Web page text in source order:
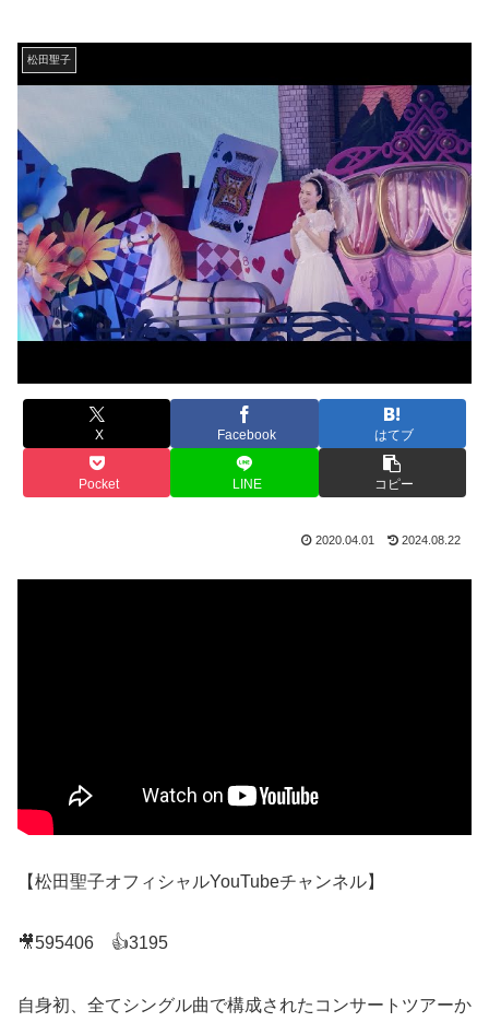
松田聖子
X Facebook はてブ
Pocket LINE コピー
2020.04.01 2024.08.22
【松田聖子オフィシャルYouTubeチャンネル】
🎥595406 👍3195
自身初、全てシングル曲で構成されたコンサートツアーか